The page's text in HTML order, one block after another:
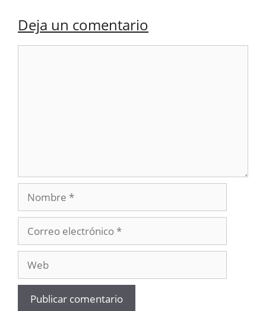
Deja un comentario
Nombre
electrónico